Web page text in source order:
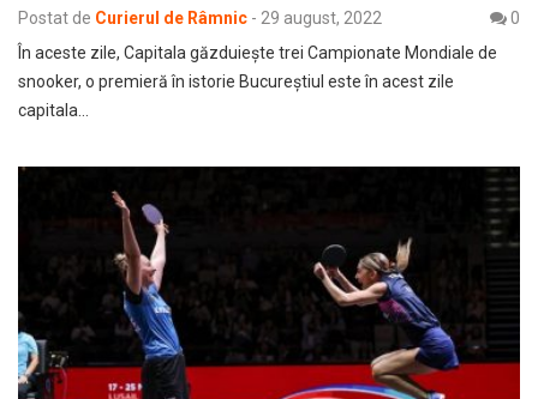
Postat de Curierul de Râmnic - 29 august, 2022
0
În aceste zile, Capitala găzduiește trei Campionate Mondiale de
snooker, o premieră în istorie Bucureștiul este în acest zile
capitala…